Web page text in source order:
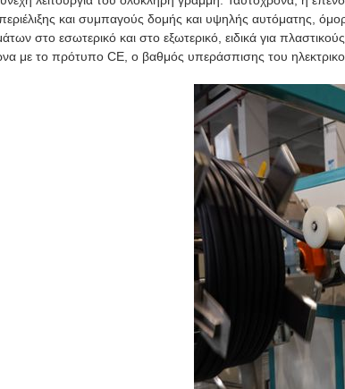
και συμπαγούς δομής και υψηλής αυτόματης,
στο εσωτερικό και στο εξωτερικό, ειδικά για
με το πρότυπο CE, ο βαθμός υπεράσπισης του ηλεκτρικού